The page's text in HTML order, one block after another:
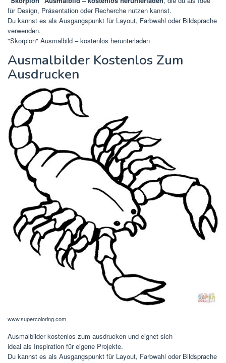
mal-o-mat.de
Hier siehst du eine visuelle Darstellung von
"Skorpion" Ausmalbild – kostenlos herunterladen
für Design, Präsentation oder Recherche nutzen kannst.
Du kannst es als Ausgangspunkt für Layout, Farbwahl oder Bildsprache
"Skorpion" Ausmalbild – kostenlos herunterladen
Ausmalbilder Kostenlos Zum
Ausdrucken